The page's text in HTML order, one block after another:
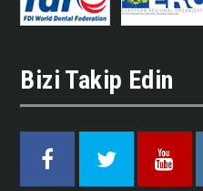
Bizi Takip Edin
Facebook Twitter Youtube